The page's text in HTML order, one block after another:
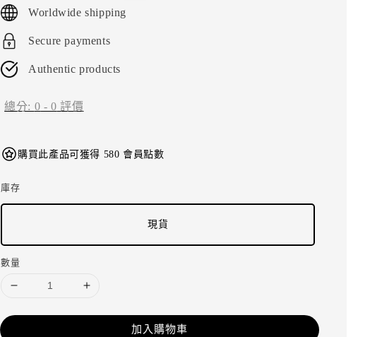
Worldwide shipping
Secure payments
Authentic products
總分: 0 -0 評價
購買此產品可獲得 580 會員點數
庫存
現貨
數量
加入購物車